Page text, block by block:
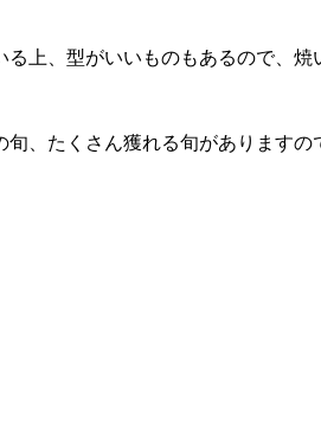
上、型がいいものもあるので、
、たくさん獲れる旬があります